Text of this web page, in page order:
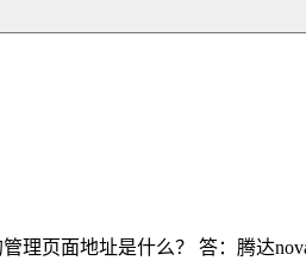
理页面地址是什么？ 答：腾达